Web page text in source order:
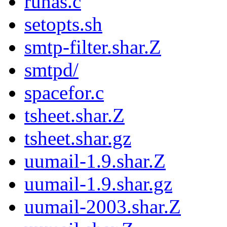
setopts.sh
smtp-filter.shar.Z
smtpd/
spacefor.c
tsheet.shar.Z
tsheet.shar.gz
uumail-1.9.shar.Z
uumail-1.9.shar.gz
uumail-2003.shar.Z